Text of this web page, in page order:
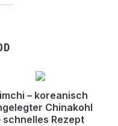
– koreanisch
Chinakohl
schnelles Rezept